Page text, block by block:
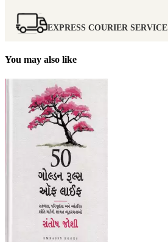
EXPRESS COURIER SERVICE
You may also like